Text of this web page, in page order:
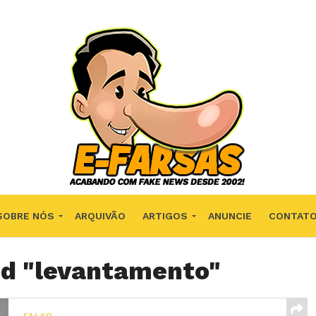
NÓS ARQUIVÃO ARTIGOS ANUNCIE CONTATO
"levantamento"